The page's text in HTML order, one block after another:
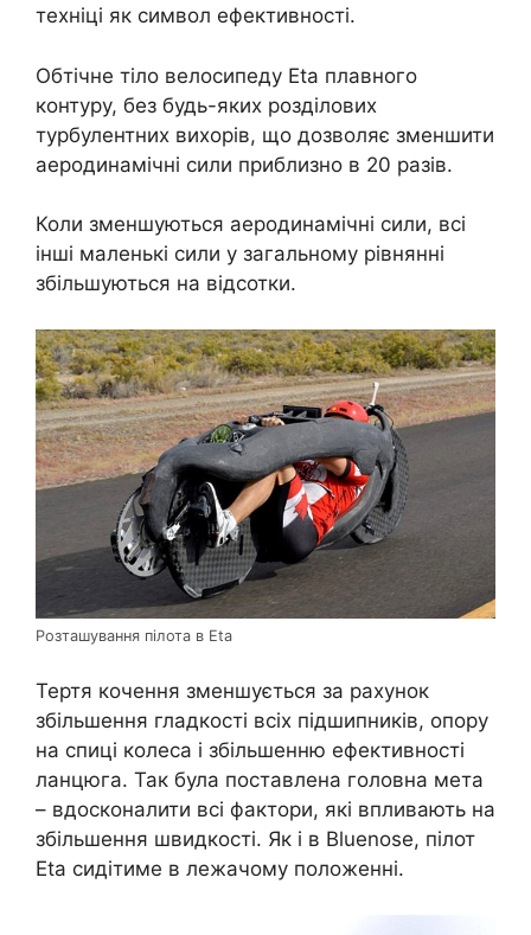
техніці як символ ефективності.
Обтічне тіло велосипеду Eta плавного
контуру, без будь-яких розділових
турбулентних вихорів, що дозволяє зменшити
аеродинамічні сили приблизно в 20 разів.
Коли зменшуються аеродинамічні сили, всі
інші маленькі сили у загальному рівнянні
збільшуються на відсотки.
Розташування пілота в Eta
Тертя кочення зменшується за рахунок
збільшення гладкості всіх підшипників, опору
на спиці колеса і збільшенню ефективності
ланцюга. Так була поставлена головна мета
– вдосконалити всі фактори, які впливають на
збільшення швидкості. Як і в Bluenose, пілот
Eta сидітиме в лежачому положенні.